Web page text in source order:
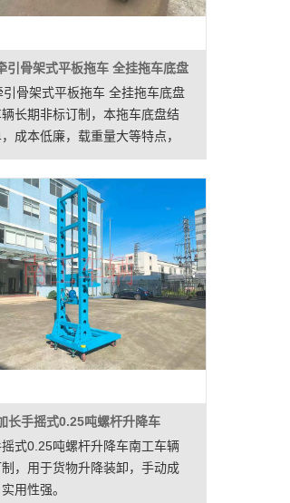
引骨架式平板拖车 全挂拖车底盘
引骨架式平板拖车 全挂拖车底盘
长期非标订制，本拖车底盘结
成本低廉，载重量大等特点，
周转运输货物。
长手摇式0.25吨螺杆升降车
式0.25吨螺杆升降车南工车辆
，用于货物升降装卸，手动成
用性强。